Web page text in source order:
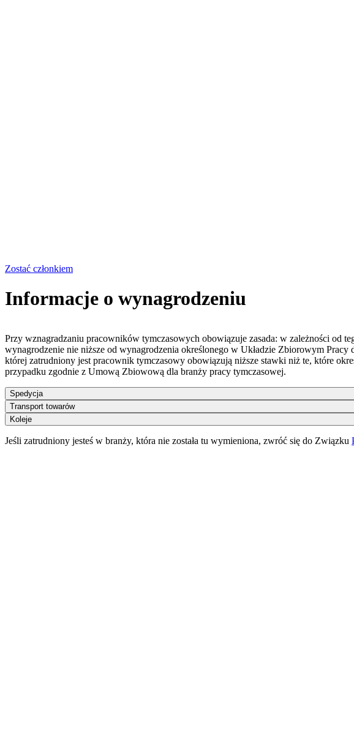
Zostać członkiem
Informacje o wynagrodzeniu
Przy wznagradzaniu pracowników tymczasowych obowiązuje zasada: w zależności od
wynagrodzenie nie niższe od wynagrodzenia określonego w Układzie Zbiorowym
której zatrudniony jest pracownik tymczasowy obowiązują niższe stawki niż te, które
przypadku zgodnie z Umową Zbiowową dla branży pracy tymczasowej.
Spedycja
Transport towarów
Koleje
Jeśli zatrudniony jesteś w branży, która nie została tu wymieniona, zwróć się do Związku